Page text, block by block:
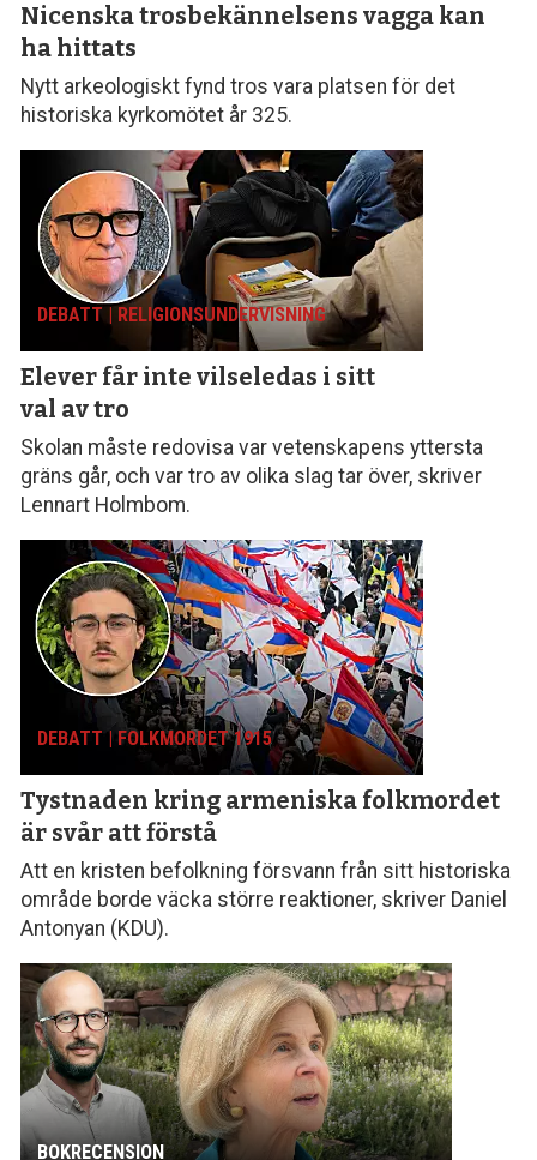
Nicenska tros­bekännelsens vagga kan
ha hittats
Nytt arkeologiskt fynd tros vara platsen för det
historiska kyrkomötet år 325.
DEBATT | RELIGIONS­UNDERVISNING
Elever får inte vilseledas i sitt
val av tro
Skolan måste redovisa var vetenskapens yttersta
gräns går, och var tro av olika slag tar över, skriver
Lennart Holmbom.
DEBATT | FOLKMORDET 1915
Tystnaden kring armeniska folk­mordet
är svår att förstå
Att en kristen befolkning försvann från sitt histo­riska
område borde väcka större reaktioner, skriver Daniel
Antonyan (KDU).
BOKRECENSION